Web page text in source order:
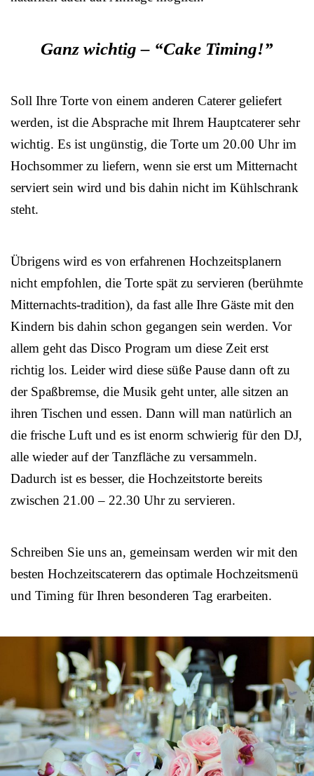
Ganz wichtig – “Cake Timing!”
Soll Ihre Torte von einem anderen Caterer geliefert
werden, ist die Absprache mit Ihrem Hauptcaterer sehr
wichtig. Es ist ungünstig, die Torte um 20.00 Uhr im
Hochsommer zu liefern, wenn sie erst um Mitternacht
serviert sein wird und bis dahin nicht im Kühlschrank
steht.
Übrigens wird es von erfahrenen Hochzeitsplanern
nicht empfohlen, die Torte spät zu servieren (berühmte
Mitternachts-tradition), da fast alle Ihre Gäste mit den
Kindern bis dahin schon gegangen sein werden. Vor
allem geht das Disco Program um diese Zeit erst
richtig los. Leider wird diese süße Pause dann oft zu
der Spaßbremse, die Musik geht unter, alle sitzen an
ihren Tischen und essen. Dann will man natürlich an
die frische Luft und es ist enorm schwierig für den DJ,
alle wieder auf der Tanzfläche zu versammeln.
Dadurch ist es besser, die Hochzeitstorte bereits
zwischen 21.00 – 22.30 Uhr zu servieren.
Schreiben Sie uns an, gemeinsam werden wir mit den
besten Hochzeitscaterern das optimale Hochzeitsmenü
und Timing für Ihren besonderen Tag erarbeiten.